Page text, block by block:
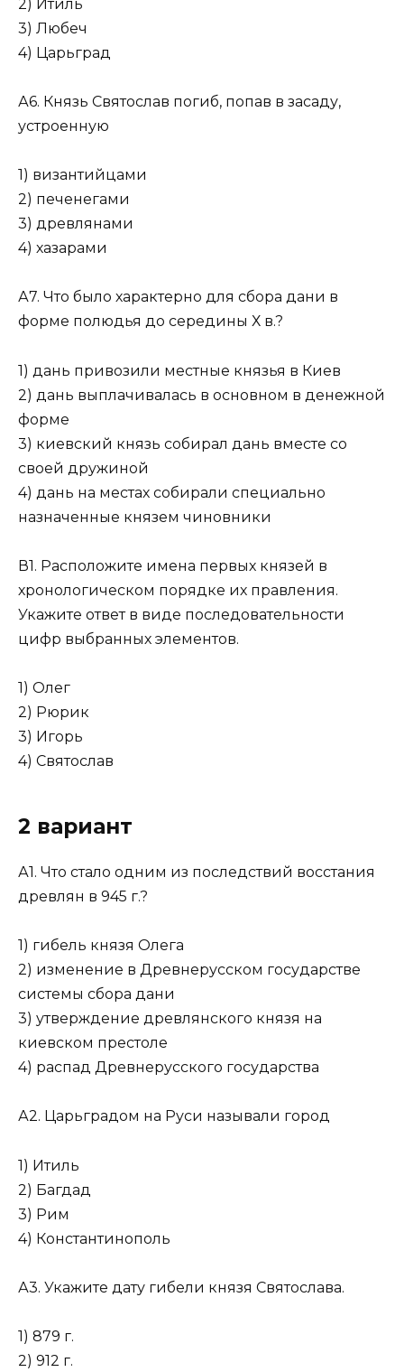
2) Итиль
3) Любеч
4) Царьград
А6. Князь Святослав погиб, попав в засаду,
устроенную
1) византийцами
2) печенегами
3) древлянами
4) хазарами
А7. Что было характерно для сбора дани в
форме полюдья до сере­дины Х в.?
1) дань привозили местные князья в Киев
2) дань выплачивалась в основном в денежной
форме
3) киевский князь собирал дань вместе со
своей дружиной
4) дань на местах собирали специально
назначенные князем чи­новники
В1. Расположите имена первых князей в
хронологическом порядке их правления.
Укажите ответ в виде последовательности
цифр выбранных элементов.
1) Олег
2) Рюрик
3) Игорь
4) Святослав
2 вариант
А1. Что стало одним из последствий восстания
древлян в 945 г.?
1) гибель князя Олега
2) изменение в Древнерусском государстве
системы сбора дани
3) утверждение древлянского князя на
киевском престоле
4) распад Древнерусского государства
А2. Царьградом на Руси называли город
1) Итиль
2) Багдад
3) Рим
4) Константинополь
А3. Укажите дату гибели князя Святослава.
1) 879 г.
2) 912 г.